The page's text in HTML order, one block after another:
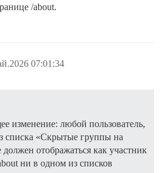
/about.
07:01:34
изменение: любой пользователь,
списка «Скрытые группы на
отображаться как участник
ни в одном из списков